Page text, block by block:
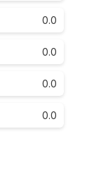
0.0
0.0
0.0
0.0